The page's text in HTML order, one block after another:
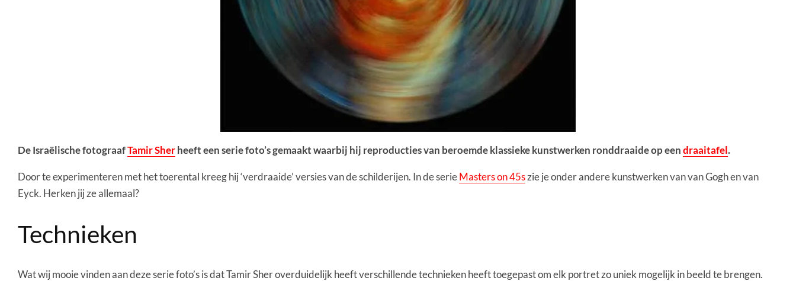
De Israëlische fotograafTamir Sherheeft een serie foto’s gemaakt waarbij hij reproducties van beroemde klassieke kunstwerken ronddraaide op eendraaitafel.
Door te experimenteren met het toerental kreeg hij ‘verdraaide’ versies van de schilderijen. In de serieMasters on 45szie je onder andere kunstwerken van van Gogh en van
Eyck. Herken jij ze allemaal?
Technieken
Wat wij mooie vinden aan deze serie foto’s is dat Tamir Sher overduidelijk heeft verschillende technieken heeft toegepast om elk portret zo uniek mogelijk in beeld te brengen.